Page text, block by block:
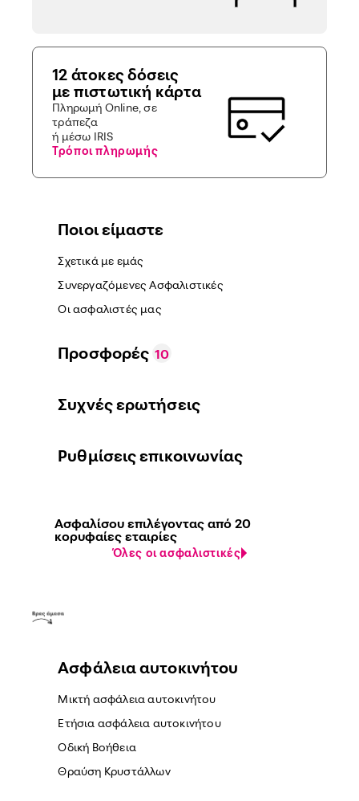
Ποιοι είμαστε
Σχετικά με εμάς
Συνεργαζόμενες Ασφαλιστικές
Οι ασφαλιστές μας
Προσφορές 10
Συχνές ερωτήσεις
Ρυθμίσεις επικοινωνίας
Ασφαλίσου επιλέγοντας από 20
κορυφαίες εταιρίες
Όλες οι ασφαλιστικές
Ασφάλεια αυτοκινήτου
Μικτή ασφάλεια αυτοκινήτου
Ετήσια ασφάλεια αυτοκινήτου
Οδική Βοήθεια
Θραύση Κρυστάλλων
12 άτοκες δόσεις
με πιστωτική κάρτα
Πληρωμή Online, σε
τράπεζα
ή μέσω IRIS
Τρόποι πληρωμής